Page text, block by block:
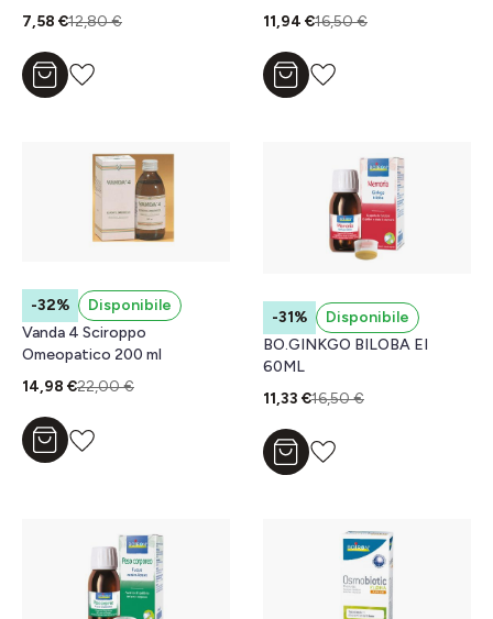
7,58 €12,80 €
Aggiungi al carrello
11,94 €16,50 €
Aggiungi al carrello
-32%
Disponibile
Vanda 4 Sciroppo
Omeopatico 200 ml
14,98 €22,00 €
Aggiungi al carrello
-31%
Disponibile
BO.GINKGO BILOBA EI
60ML
11,33 €16,50 €
Aggiungi al carrello